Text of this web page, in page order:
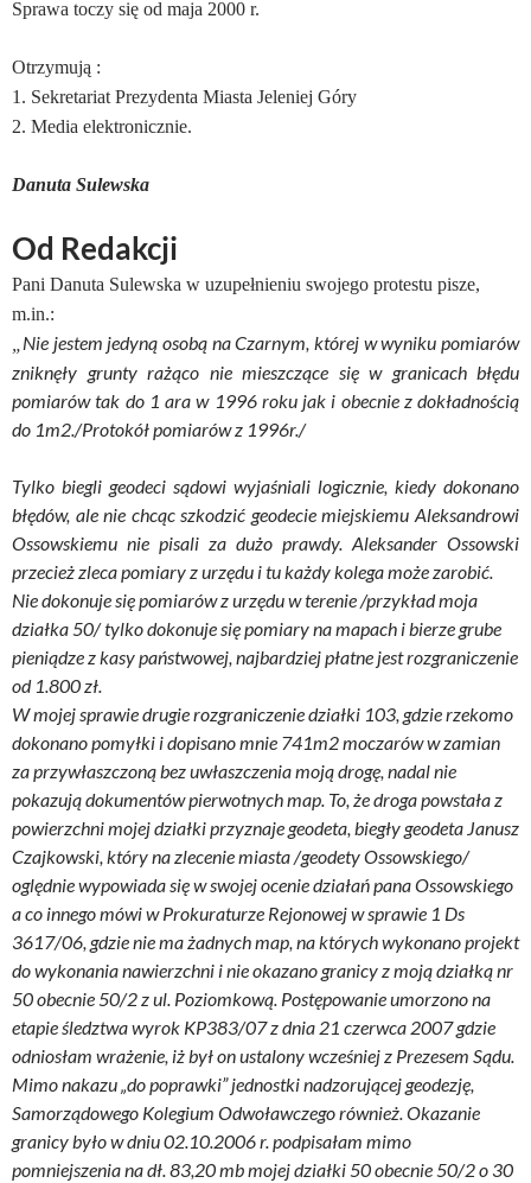
Sprawa toczy się od maja 2000 r.
Otrzymują :
1. Sekretariat Prezydenta Miasta Jeleniej Góry
2. Media elektronicznie.
Danuta Sulewska
Od Redakcji
Pani Danuta Sulewska w uzupełnieniu swojego protestu pisze,
m.in.:
Nie jestem jedyną osobą na Czarnym, której w wyniku pomiarów
zniknęły grunty rażąco nie mieszczące się w granicach błędu
pomiarów tak do 1 ara w 1996 roku jak i obecnie z dokładnością
do 1m2./Protokół pomiarów z 1996r./
Tylko biegli geodeci sądowi wyjaśniali logicznie, kiedy dokonano
błędów, ale nie chcąc szkodzić geodecie miejskiemu Aleksandrowi
Ossowskiemu nie pisali za dużo prawdy. Aleksander Ossowski
przecież zleca pomiary z urzędu i tu każdy kolega może zarobić.
Nie dokonuje się pomiarów z urzędu w terenie /przykład moja
działka 50/ tylko dokonuje się pomiary na mapach i bierze grube
pieniądze z kasy państwowej, najbardziej płatne jest rozgraniczenie
od 1.800 zł.
W mojej sprawie drugie rozgraniczenie działki 103, gdzie rzekomo
dokonano pomyłki i dopisano mnie 741m2 moczarów w zamian
za przywłaszczoną bez uwłaszczenia moją drogę, nadal nie
pokazują dokumentów pierwotnych map. To, że droga powstała z
powierzchni mojej działki przyznaje geodeta, biegły geodeta Janusz
Czajkowski, który na zlecenie miasta /geodety Ossowskiego/
oględnie wypowiada się w swojej ocenie działań pana Ossowskiego
a co innego mówi w Prokuraturze Rejonowej w sprawie 1 Ds
3617/06, gdzie nie ma żadnych map, na których wykonano projekt
do wykonania nawierzchni i nie okazano granicy z moją działką nr
50 obecnie 50/2 z ul. Poziomkową. Postępowanie umorzono na
etapie śledztwa wyrok KP383/07 z dnia 21 czerwca 2007 gdzie
odniosłam wrażenie, iż był on ustalony wcześniej z Prezesem Sądu.
Mimo nakazu „do poprawki” jednostki nadzorującej geodezję,
Samorządowego Kolegium Odwoławczego również. Okazanie
granicy było w dniu 02.10.2006 r. podpisałam mimo
pomniejszenia na dł. 83,20 mb mojej działki 50 obecnie 50/2 o 30